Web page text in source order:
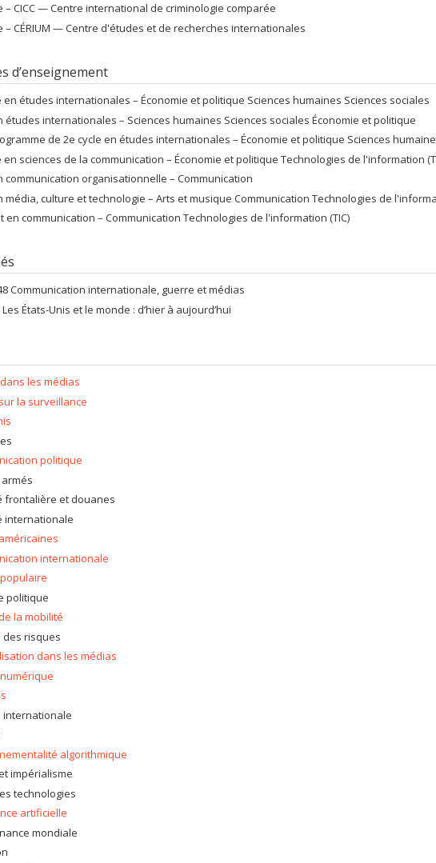
– CICC — Centre international de criminologie comparée
– CÉRIUM — Centre d'études et de recherches internationales
d’enseignement
en études internationales – Économie et politique Sciences humaines Sciences sociales
études internationales – Sciences humaines Sciences sociales Économie et politique
de 2e cycle en études internationales – Économie et politique Sciences
sciences de la communication – Économie et politique Technologies de l'information
communication organisationnelle – Communication
média, culture et technologie – Arts et musique Communication Technologies de
en communication – Communication Technologies de l'information (TIC)
Communication internationale, guerre et médias
Les États-Unis et le monde : d’hier à aujourd’hui
les médias
la surveillance
politique
frontalière et douanes
internationale
internationale
politique
la mobilité
des risques
dans les médias
internationale
algorithmique
impérialisme
technologies
artificielle
mondiale